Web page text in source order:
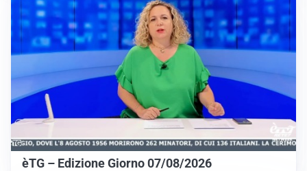
èTG – Edizione Giorno 07/08/2026